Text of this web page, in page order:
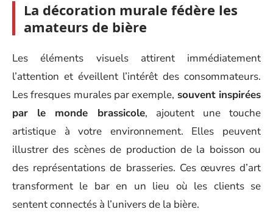
La décoration murale fédère les
amateurs de bière
Les éléments visuels attirent immédiatement
l’attention et éveillent l’intérêt des consommateurs.
Les fresques murales par exemple, souvent inspirées
par le monde brassicole, ajoutent une touche
artistique à votre environnement. Elles peuvent
illustrer des scènes de production de la boisson ou
des représentations de brasseries. Ces œuvres d’art
transforment le bar en un lieu où les clients se
sentent connectés à l’univers de la bière.